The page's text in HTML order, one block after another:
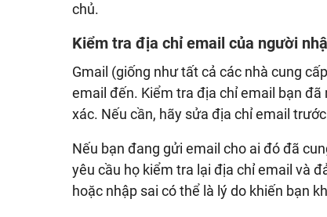
chủ.
Kiểm tra địa chỉ email của người
Gmail (giống như tất cả các nhà cung
email đến. Kiểm tra địa chỉ email bạn đã
xác. Nếu cần, hãy sửa địa chỉ email
Nếu bạn đang gửi email cho ai đó đã
yêu cầu họ kiểm tra lại địa chỉ email và
hoặc nhập sai có thể là lý do khiến bạn